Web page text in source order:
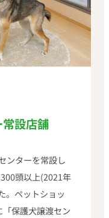
設店舗
ンターを常設し
頭以上(2021年
。ペットショッ
保護犬譲渡セン